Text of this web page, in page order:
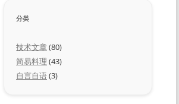
分类
技术文章 (80)
简易料理 (43)
自言自语(3)